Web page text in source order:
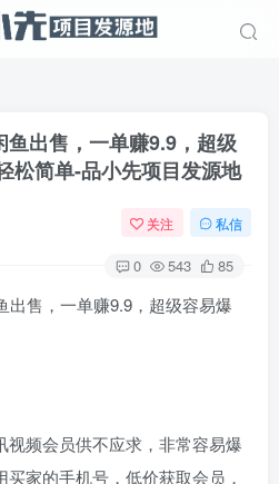
出售，一单赚9.9，超级
松简单-品小先项目发源地
关注 私信
0 543 85
视频会员供不应求，非常容易爆
家的手机号，低价获取会员，